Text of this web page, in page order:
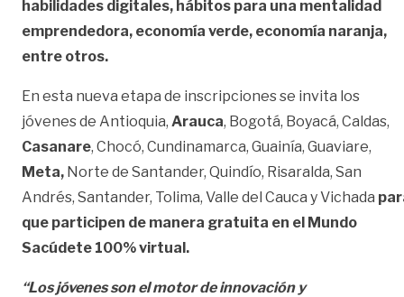
habilidades digitales, hábitos para una mentalidad
emprendedora, economía verde, economía naranja,
entre otros.
En esta nueva etapa de inscripciones se invita los
jóvenes de Antioquia, Arauca, Bogotá, Boyacá, Caldas,
Casanare, Chocó, Cundinamarca, Guainía, Guaviare,
Meta, Norte de Santander, Quindío, Risaralda, San
Andrés, Santander, Tolima, Valle del Cauca y Vichada
que participen de manera gratuita en el Mundo
Sacúdete 100% virtual.
“Los jóvenes son el motor de innovación y